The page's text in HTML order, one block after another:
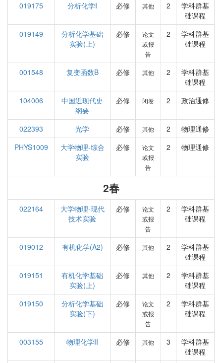
019175
分析化学I 必修 其他 2
学科群基
础课程
019149
分析化学基础
实验(上)
必修
论文
或报
告
2
学科群基
础课程
001548 复变函数B 必修 其他 2
学科群基
础课程
104006
中国近现代史
纲要
必修 闭卷 2 政治通修
022393 光学 必修 其他 2
物理通修
PHYS1009
大学物理-综合
实验
必修
论文
或报
告
2 物理通修
2春
022164
大学物理-现代
技术实验
必修
论文
或报
告
2
学科群基
础课程
019012 有机化学(A2) 必修 其他 2
学科群基
础课程
019151
有机化学基础
实验(上)
必修 其他 2
学科群基
础课程
019150
分析化学基础
实验(下)
必修
论文
或报
告
2
学科群基
础课程
003155 物理化学II 必修 其他 3
学科群基
础课程